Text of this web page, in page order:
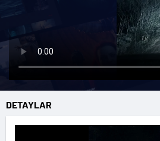
DETAYLAR